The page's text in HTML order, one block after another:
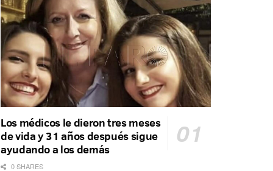
Los médicos le dieron tres meses
de vida y 31 años después sigue
ayudando a los demás
0 SHARES